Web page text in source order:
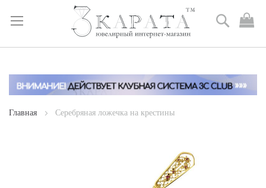
Skip
Content
Поиск
Главная Серебряная ложечка на крестины